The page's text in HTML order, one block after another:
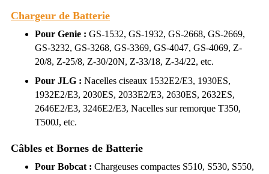
Chargeur de Batterie
Pour Genie : GS-1532, GS-1932, GS-2668, GS-2669,
GS-3232, GS-3268, GS-3369, GS-4047, GS-4069, Z-
20/8, Z-25/8, Z-30/20N, Z-33/18, Z-34/22, etc.
Pour JLG : Nacelles ciseaux 1532E2/E3, 1930ES,
1932E2/E3, 2030ES, 2033E2/E3, 2630ES, 2632ES,
2646E2/E3, 3246E2/E3, Nacelles sur remorque T350,
T500J, etc.
Câbles et Bornes de Batterie
Pour Bobcat : Chargeuses compactes S510, S530, S550,